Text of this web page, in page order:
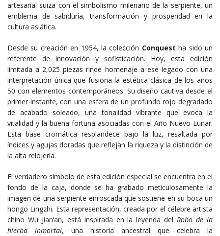
artesanal suiza con el simbolismo milenario de la serpiente, un
emblema de sabiduría, transformación y prosperidad en la
cultura asiática.
Desde su creación en 1954, la colección Conquest ha sido un
referente de innovación y sofisticación. Hoy, esta edición
limitada a 2,025 piezas rinde homenaje a ese legado con una
interpretación única que fusiona la estética clásica de los años
50 con elementos contemporáneos. Su diseño cautiva desde el
primer instante, con una esfera de un profundo rojo degradado
de acabado soleado, una tonalidad vibrante que evoca la
vitalidad y la buena fortuna asociadas con el Año Nuevo Lunar.
Esta base cromática resplandece bajo la luz, resaltada por
índices y agujas doradas que reflejan la riqueza y la distinción de
la alta relojería.
El verdadero símbolo de esta edición especial se encuentra en el
fondo de la caja, donde se ha grabado meticulosamente la
imagen de una serpiente enroscada que sostiene en su boca un
hongo Lingzhi. Esta representación, creada por el célebre artista
chino Wu Jian’an, está inspirada en la leyenda delRobo de la
hierba inmortal, una historia ancestral que celebra la